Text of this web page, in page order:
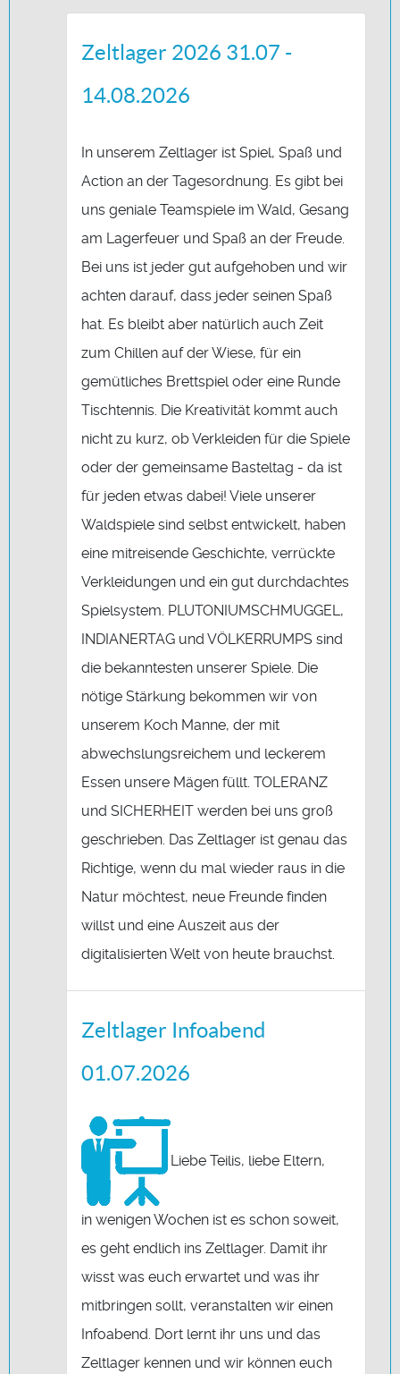
Zeltlager 2026 31.07 -
14.08.2026
In unserem Zeltlager ist Spiel, Spaß und
Action an der Tagesordnung. Es gibt bei
uns geniale Teamspiele im Wald, Gesang
am Lagerfeuer und Spaß an der Freude.
Bei uns ist jeder gut aufgehoben und wir
achten darauf, dass jeder seinen Spaß
hat. Es bleibt aber natürlich auch Zeit
zum Chillen auf der Wiese, für ein
gemütliches Brettspiel oder eine Runde
Tischtennis. Die Kreativität kommt auch
nicht zu kurz, ob Verkleiden für die Spiele
oder der gemeinsame Basteltag - da ist
für jeden etwas dabei! Viele unserer
Waldspiele sind selbst entwickelt, haben
eine mitreisende Geschichte, verrückte
Verkleidungen und ein gut durchdachtes
Spielsystem. PLUTONIUMSCHMUGGEL,
INDIANERTAG und VÖLKERRUMPS sind
die bekanntesten unserer Spiele. Die
nötige Stärkung bekommen wir von
unserem Koch Manne, der mit
abwechslungsreichem und leckerem
Essen unsere Mägen füllt. TOLERANZ
und SICHERHEIT werden bei uns groß
geschrieben. Das Zeltlager ist genau das
Richtige, wenn du mal wieder raus in die
Natur möchtest, neue Freunde finden
willst und eine Auszeit aus der
digitalisierten Welt von heute brauchst.
Zeltlager Infoabend
01.07.2026
Liebe Teilis, liebe Eltern,
in wenigen Wochen ist es schon soweit,
es geht endlich ins Zeltlager. Damit ihr
wisst was euch erwartet und was ihr
mitbringen sollt, veranstalten wir einen
Infoabend. Dort lernt ihr uns und das
Zeltlager kennen und wir können euch